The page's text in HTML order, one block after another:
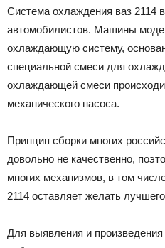
Система охлаждения ваз 2114
автомобилистов. Машины
охлаждающую систему,
специальной смеси для
охлаждающей смеси
механического насоса.
Принцип сборки многих
довольно не качественно,
многих механизмов, в том
2114 оставляет желать
Для выявления и